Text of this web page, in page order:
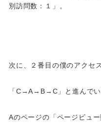
別訪問数：１」。
次に、２番目の僕のアクセ
「C→A→B→C」と進んで
Aのページの「ページビュ